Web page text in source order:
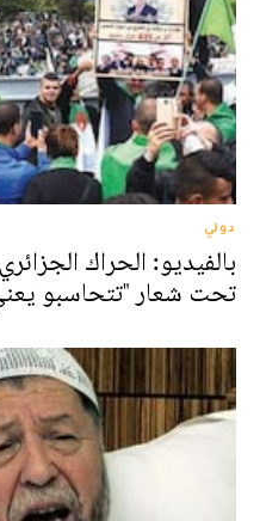
دولي
بالفيديو: الحراك
تحت شعار "تتحاسبو